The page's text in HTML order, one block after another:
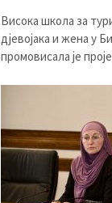
Висока школа за
дјевојака и жена у
промовисала је